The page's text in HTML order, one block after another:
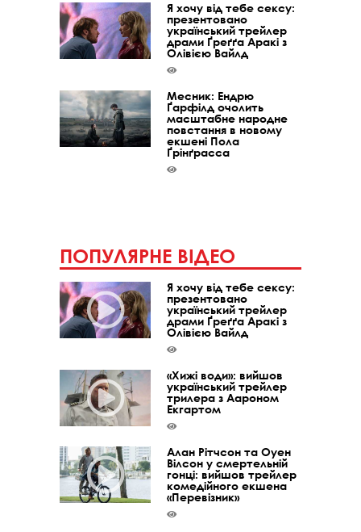
Я хочу від тебе сексу:
презентовано
український трейлер
драми Ґреґґа Аракі з
Олівією Вайлд
Месник: Ендрю
Ґарфілд очолить
масштабне народне
повстання в новому
екшені Пола
Ґрінґрасса
ПОПУЛЯРНЕ ВІДЕО
Я хочу від тебе сексу:
презентовано
український трейлер
драми Ґреґґа Аракі з
Олівією Вайлд
«Хижі води»: вийшов
український трейлер
трилера з Аароном
Екгартом
Алан Рітчсон та Оуен
Вілсон у смертельній
гонці: вийшов трейлер
комедійного екшена
«Перевізник»